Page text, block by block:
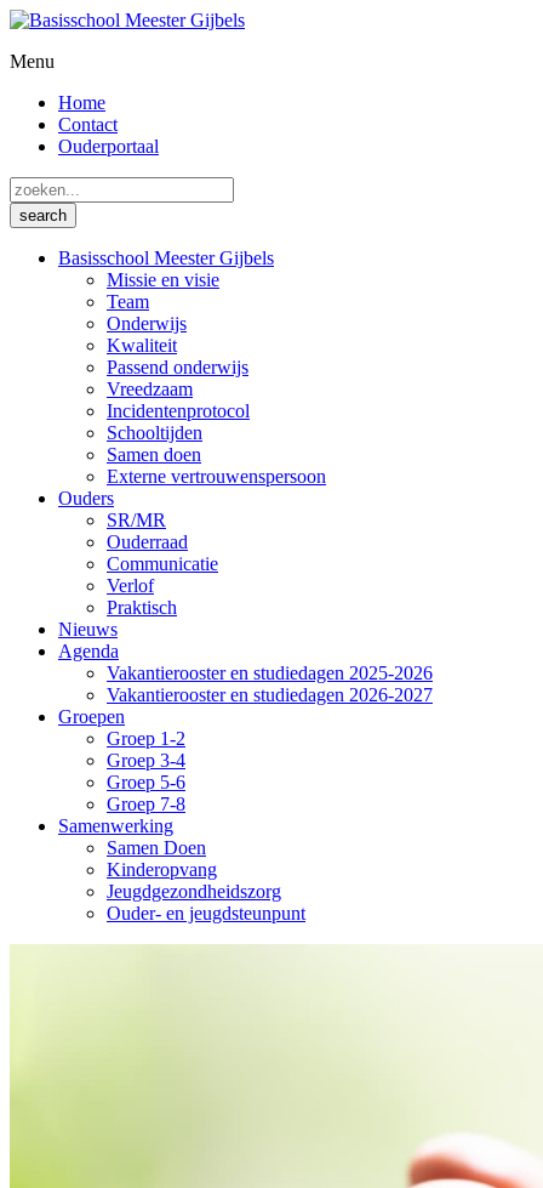
Menu
Home
Contact
Ouderportaal
Basisschool Meester Gijbels
Missie en visie
Team
Onderwijs
Kwaliteit
Passend onderwijs
Vreedzaam
Incidentenprotocol
Schooltijden
Samen doen
Externe vertrouwenspersoon
Ouders
SR/MR
Ouderraad
Communicatie
Verlof
Praktisch
Nieuws
Agenda
Vakantierooster en studiedagen 2025-2026
Vakantierooster en studiedagen 2026-2027
Groepen
Groep 1-2
Groep 3-4
Groep 5-6
Groep 7-8
Samenwerking
Samen Doen
Kinderopvang
Jeugdgezondheidszorg
Ouder- en jeugdsteunpunt